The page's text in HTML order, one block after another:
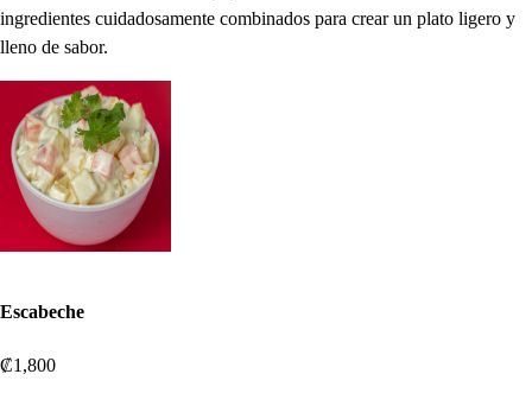
ingredientes cuidadosamente combinados para crear un plato ligero y
lleno de sabor.
Escabeche
₡1,800